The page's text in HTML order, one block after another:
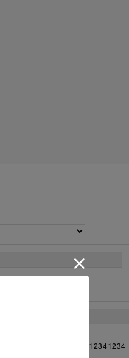
（半角数字）例：09012341234